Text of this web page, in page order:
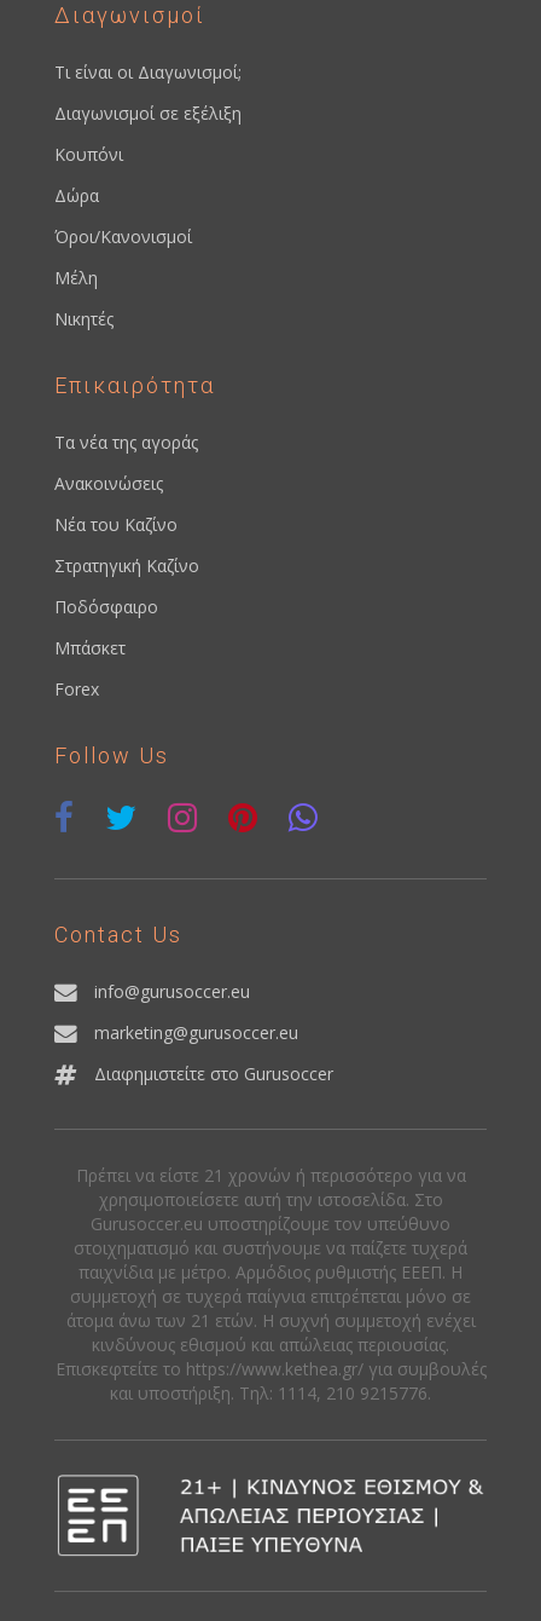
Διαγωνισμοί
Τι είναι οι Διαγωνισμοί;
Διαγωνισμοί σε εξέλιξη
Κουπόνι
Δώρα
Όροι/Κανονισμοί
Μέλη
Νικητές
Επικαιρότητα
Τα νέα της αγοράς
Ανακοινώσεις
Νέα του Καζίνο
Στρατηγική Καζίνο
Ποδόσφαιρο
Μπάσκετ
Forex
Follow Us
Contact Us
info@gurusoccer.eu
marketing@gurusoccer.eu
Διαφημιστείτε στο Gurusoccer
Πρέπει να είστε 21 χρονών ή περισσότερο για να
χρησιμοποιείσετε αυτή την ιστοσελίδα. Στο
Gurusoccer.eu υποστηρίζουμε τον υπεύθυνο
στοιχηματισμό και συστήνουμε να παίζετε τυχερά
παιχνίδια με μέτρο. Αρμόδιος ρυθμιστής ΕΕΕΠ. Η
συμμετοχή σε τυχερά παίγνια επιτρέπεται μόνο σε
άτομα άνω των 21 ετών. Η συχνή συμμετοχή ενέχει
κινδύνους εθισμού και απώλειας περιουσίας.
Eπισκεφτείτε το https://www.kethea.gr/ για συμβουλές
και υποστήριξη. Tηλ: 1114, 210 9215776.